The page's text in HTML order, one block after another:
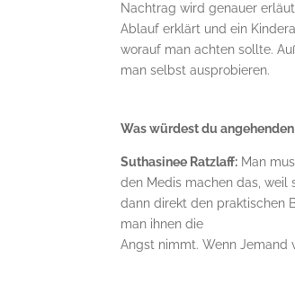
Nachtrag wird genauer
Ablauf erklärt und ein
worauf man achten sollte.
man selbst ausprobieren.
Was würdest du
Suthasinee Ratzlaff: Man
den Medis machen das, weil
dann direkt den praktischen
man ihnen die
Angst nimmt. Wenn Jemand